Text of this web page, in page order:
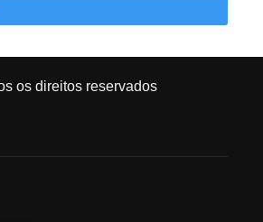
os direitos reservados